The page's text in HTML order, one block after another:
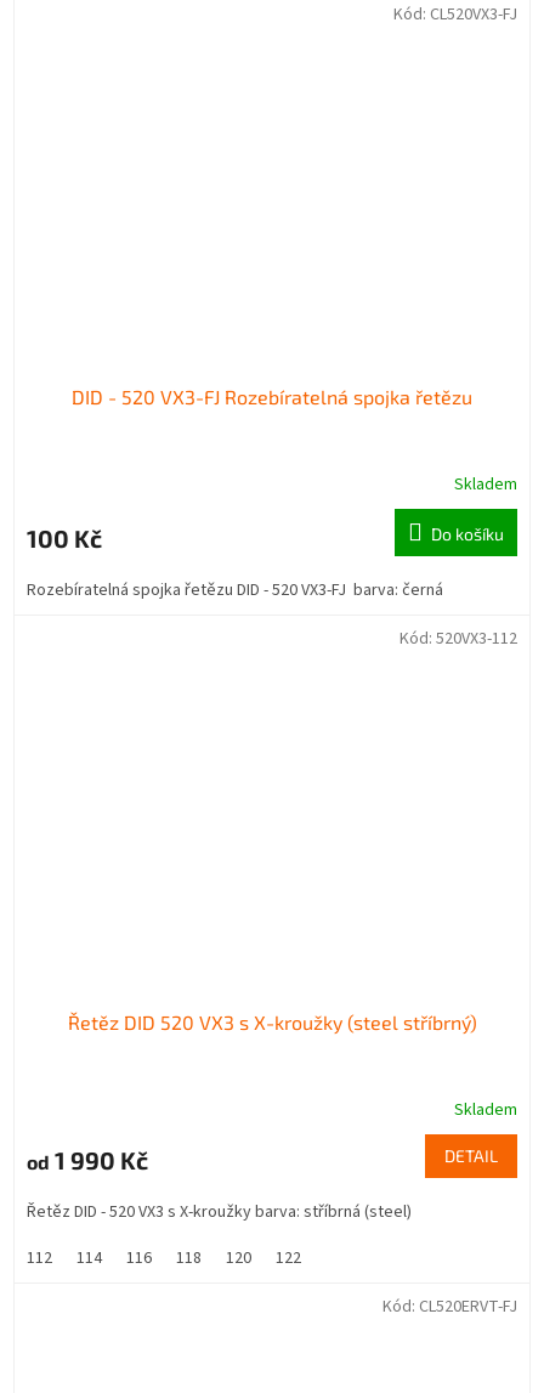
DID - 520 VX3-FJ Rozebíratelná spojka řetězu
Skladem
100 Kč Do košíku
Rozebíratelná spojka řetězu DID - 520 VX3-FJ barva: černá
Kód: CL520VX3-FJ
Řetěz DID 520 VX3 s X-kroužky (steel stříbrný)
Skladem
od 1 990 Kč DETAIL
Řetěz DID - 520 VX3 s X-kroužky barva: stříbrná (steel)
112
114 116 118 120 122
Kód: 520VX3-112
Kód: CL520ERVT-FJ